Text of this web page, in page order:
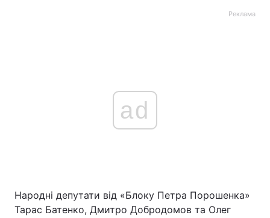
Реклама
ad
Народні депутати від «Блоку Петра Порошенка»
Тарас Батенко, Дмитро Добродомов та Олег